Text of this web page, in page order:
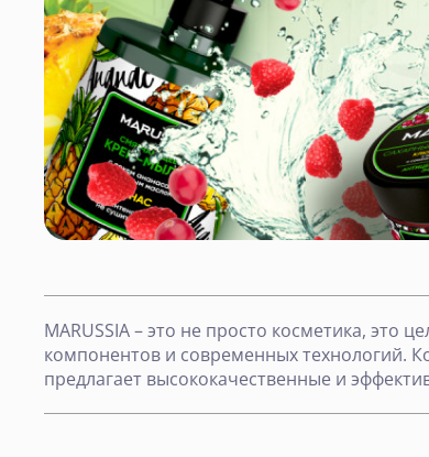
MARUSSIA – это не просто косметика, это
компонентов и современных технологий.
предлагает высококачественные и